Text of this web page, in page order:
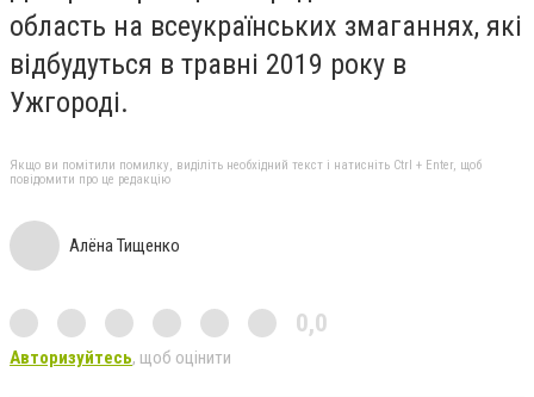
область на всеукраїнських змаганнях, які
відбудуться в травні 2019 року в
Ужгороді.
Якщо ви помітили помилку, виділіть необхідний текст і натисніть Ctrl + Enter, щоб
повідомити про це редакцію
Алёна Тищенко
0,0
Авторизуйтесь, щоб оцінити